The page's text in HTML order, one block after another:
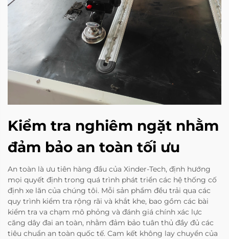
Kiểm tra nghiêm ngặt nhằm
đảm bảo an toàn tối ưu
An toàn là ưu tiên hàng đầu của Xinder-Tech, định hướng
mọi quyết định trong quá trình phát triển các hệ thống cố
định xe lăn của chúng tôi. Mỗi sản phẩm đều trải qua các
quy trình kiểm tra rộng rãi và khắt khe, bao gồm các bài
kiểm tra va chạm mô phỏng và đánh giá chính xác lực
căng dây đai an toàn, nhằm đảm bảo tuân thủ đầy đủ các
tiêu chuẩn an toàn quốc tế. Cam kết không lay chuyển của